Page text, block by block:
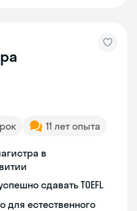
11 лет опыта
в
сдавать TOEFL
для естественного